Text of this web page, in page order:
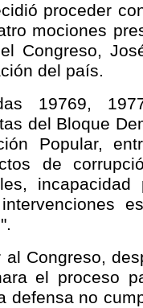
proceder
mociones
Congreso,
del país.
19769,
del Bloque
Popular,
de
incapacidad
Congreso,
el proceso
defensa no